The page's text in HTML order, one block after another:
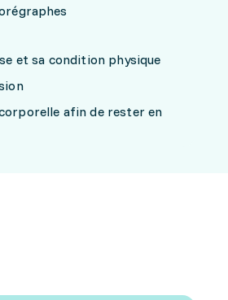
et sa condition physique
afin de rester en